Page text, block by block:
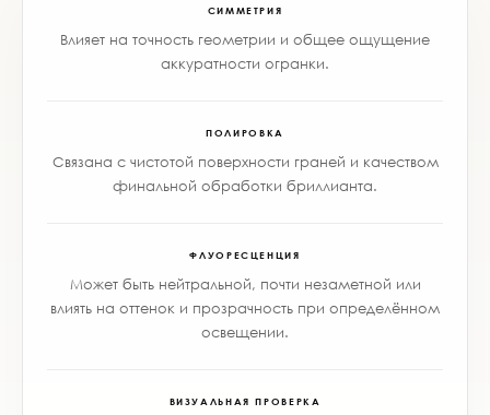
СИММЕТРИЯ
Влияет на точность геометрии и общее ощущение
аккуратности огранки.
ПОЛИРОВКА
Связана с чистотой поверхности граней и качеством
финальной обработки бриллианта.
ФЛУОРЕСЦЕНЦИЯ
Может быть нейтральной, почти незаметной или
влиять на оттенок и прозрачность при определённом
освещении.
ВИЗУАЛЬНАЯ ПРОВЕРКА